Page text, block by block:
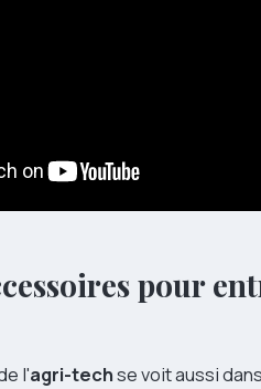
pour
l'agri-techse voit aussi